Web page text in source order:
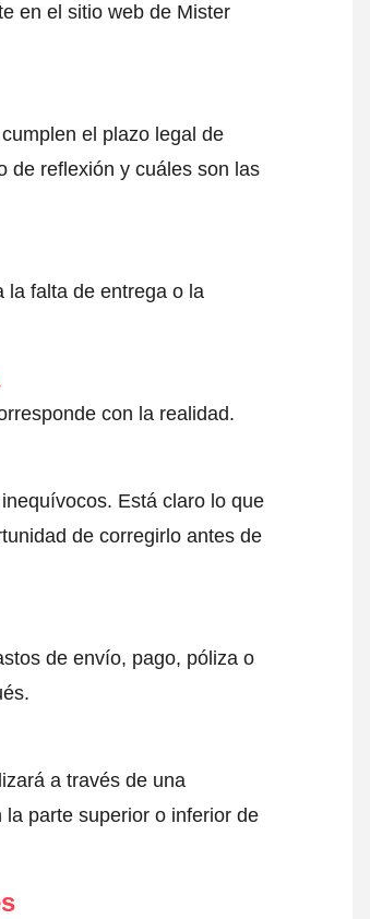
en el sitio web de Mister
el plazo legal de
de reflexión y cuáles son las
la falta de entrega o la
con la realidad.
Está claro lo que
de corregirlo antes de
de envío, pago, póliza o
a través de una
parte superior o inferior de